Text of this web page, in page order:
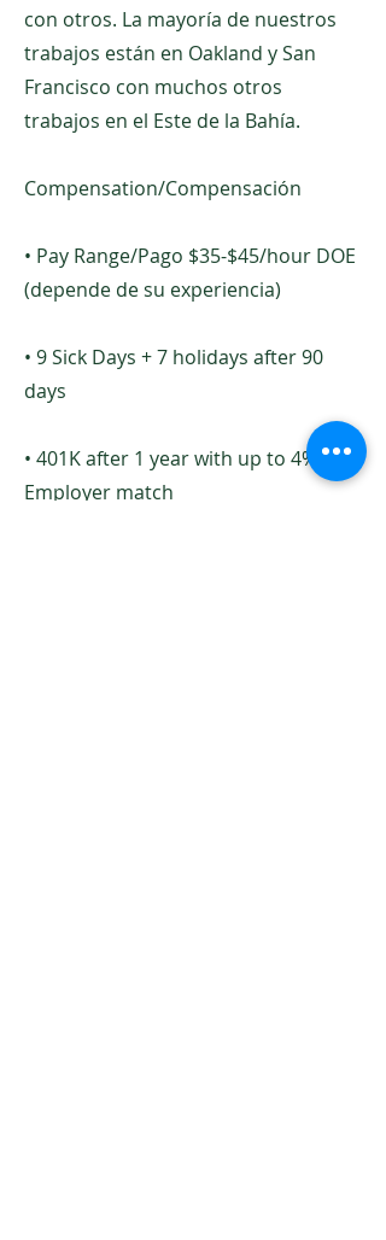
con otros. La mayoría de nuestros
trabajos están en Oakland y San
Francisco con muchos otros
trabajos en el Este de la Bahía.
Compensation/Compensación
• Pay Range/Pago $35-$45/hour DOE
(depende de su experiencia)
• 9 Sick Days + 7 holidays after 90
days
• 401K after 1 year with up to 4%
Employer match